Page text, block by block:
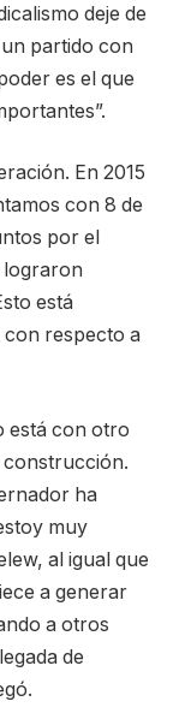
deje de
partido con
es el que
En 2015
con 8 de
por el
lograron
está
respecto a
está con otro
construcción.
ha
muy
al igual que
a generar
a otros
de